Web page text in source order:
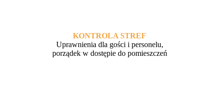
KONTROLA STREF
Uprawnienia dla gości i personelu,
porządek w dostępie do pomieszczeń